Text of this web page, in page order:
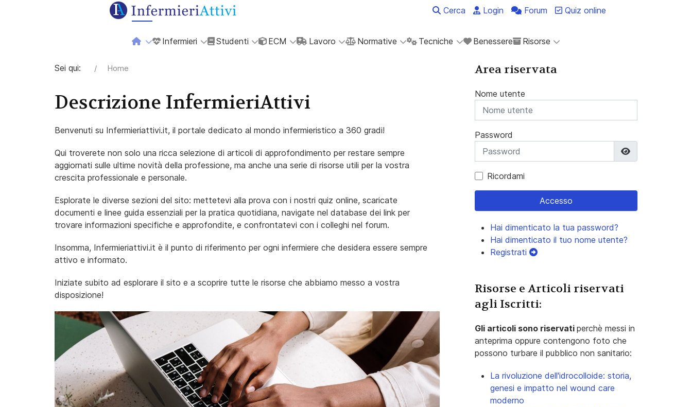
Cerca Login Forum Quiz online
Infermieri Studenti ECM Lavoro Normative Tecniche Benessere Risorse
Sei qui: Home
Descrizione InfermieriAttivi
Benvenuti su Infermieriattivi.it, il portale dedicato al mondo infermieristico a 360 gradi!
Qui troverete non solo una ricca selezione di articoli di approfondimento per restare sempre
aggiornati sulle ultime novità della professione, ma anche una serie di risorse utili per la vostra
crescita professionale e personale.
Esplorate le diverse sezioni del sito: mettetevi alla prova con i nostri quiz online, scaricate
documenti e linee guida essenziali per la pratica quotidiana, navigate nel database dei link per
trovare informazioni specifiche e approfondite, e confrontatevi con i colleghi nel forum.
Insomma, Infermieriattivi.it è il punto di riferimento per ogni infermiere che desidera essere sempre
attivo e informato.
Iniziate subito ad esplorare il sito e a scoprire tutte le risorse che abbiamo messo a vostra
disposizione!
Area riservata
Nome utente
Password
Ricordami
Accesso
Hai dimenticato la tua password?
Hai dimenticato il tuo nome utente?
Registrati
Risorse e Articoli riservati
agli Iscritti:
Gli articoli sono riservati perchè messi in
anteprima oppure contengono foto che
possono turbare il pubblico non sanitario:
La rivoluzione dell'idrocolloide: storia,
genesi e impatto nel wound care
moderno